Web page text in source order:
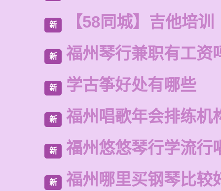
新 【58同城】吉他培训
新 福州琴行兼职有工资
新 学古筝好处有哪些
新 福州唱歌年会排练机
新 福州悠悠琴行学流行
新 福州哪里买钢琴比较